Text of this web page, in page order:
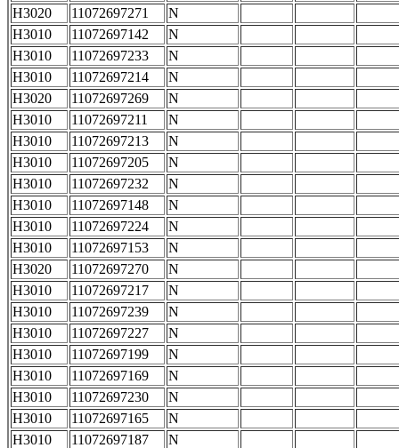
H3020
11072697271
N
H3010
11072697142
N
H3010
11072697233
N
H3010
11072697214
N
H3020
11072697269
N
H3010
11072697211
N
H3010
11072697213
N
H3010
11072697205
N
H3010
11072697232
N
H3010
11072697148
N
H3010
11072697224
N
H3010
11072697153
N
H3020
11072697270
N
H3010
11072697217
N
H3010
11072697239
N
H3010
11072697227
N
H3010
11072697199
N
H3010
11072697169
N
H3010
11072697230
N
H3010
11072697165
N
H3010
11072697187
N